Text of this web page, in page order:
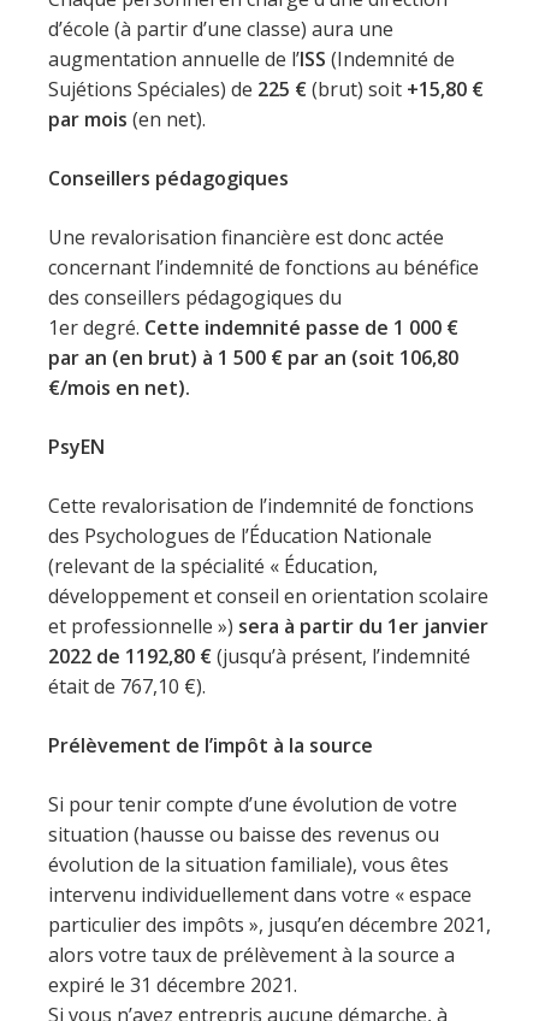
d’école (à partir d’une classe) aura une
augmentation annuelle de l’ISS (Indemnité de
Sujétions Spéciales) de 225 €(brut) soit +15,80 €
par mois (en net).
Conseillers pédagogiques
Une revalorisation financière est donc actée
concernant l’indemnité de fonctions au bénéfice
des conseillers pédagogiques du
1er degré. Cette indemnité passe de 1 000 €
par an (en brut) à 1 500 € par an (soit 106,80
€/mois en net).
PsyEN
Cette revalorisation de l’indemnité de fonctions
des Psychologues de l’Éducation Nationale
(relevant de la spécialité « Éducation,
développement et conseil en orientation scolaire
et professionnelle ») sera à partir du 1er janvier
2022 de 1192,80 €(jusqu’à présent, l’indemnité
était de 767,10 €).
Prélèvement de l’impôt à la source
Si pour tenir compte d’une évolution de votre
situation (hausse ou baisse des revenus ou
évolution de la situation familiale), vous êtes
intervenu individuellement dans votre « espace
particulier des impôts », jusqu’en décembre 2021,
alors votre taux de prélèvement à la source a
expiré le 31 décembre 2021.
Si vous n’avez entrepris aucune démarche, à